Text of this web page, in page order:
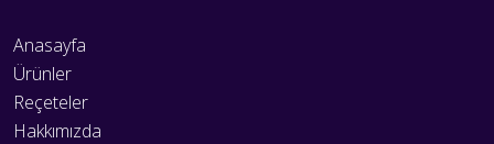
Anasayfa
Ürünler
Reçeteler
Hakkımızda